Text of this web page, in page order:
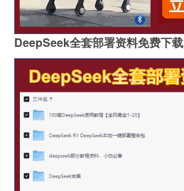
DeepSeek全套部署资料免费下载